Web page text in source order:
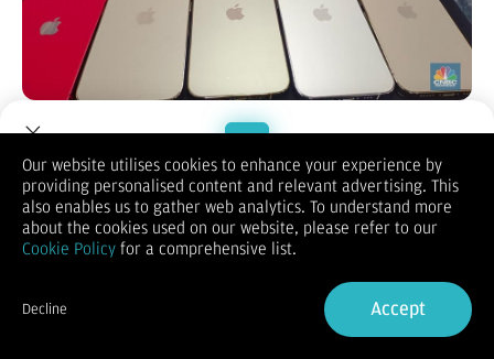
Jakarta, CNBC Indonesia - Tarif baru ekspor yang diberlakukan
oleh Amerika Serikat (AS) dinilai akan membuat barang
produksi Apple yakni iPhone mengalami kenaikan harga. Hal
itu lantaran akan adanya perubahan lanskap perdagangan
global dan barang-barang global.
Adapun, iPhone itu sendiri bisa jadi produk yang paling
terpukul dan membebankan semuanya ke konsumen. Bahkan
harga naik gila-gilaan mencapai 30-40% ke pembeli.
Mengapa?
Di lain sisi, saham Apple juga ditutup turun 9,3% Kamis,
Welcome to Dupoin.
Trade with a Trusted Broker
Sign in
Our website utilises cookies to enhance your experience by
providing personalised content and relevant advertising. This
also enables us to gather web analytics. To understand more
about the cookies used on our website, please refer to our
Cookie Policy for a comprehensive list.
Decline Accept